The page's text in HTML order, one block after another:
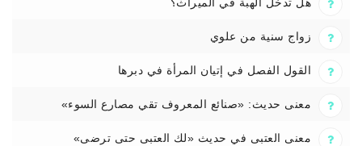
زواج سنية من علوي
القول الفصل في إتيان المرأة في دبرها
معنى حديث: «صنائع المعروف تقي مصارع السوء»
معنى العتبى في حديث «لك العتبى حتى ترضى»